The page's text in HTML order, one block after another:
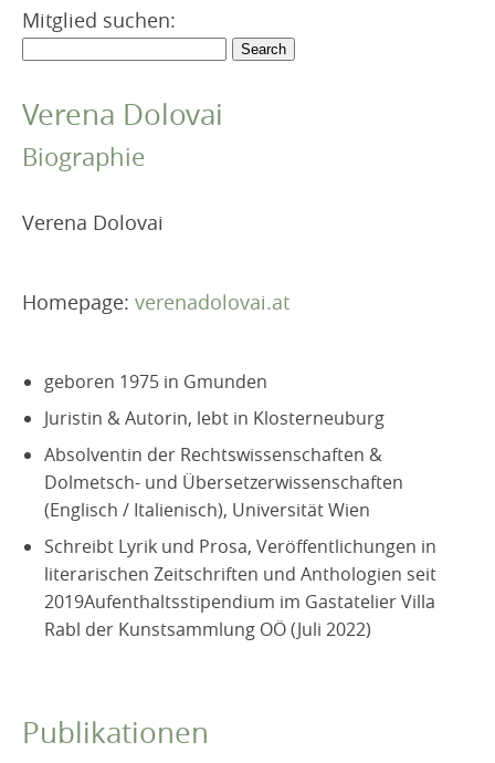
TERMINARCHIV
TEXTE
Mitglied suchen:
Verena Dolovai
Biographie
Verena Dolovai
Homepage: verenadolovai.at
geboren 1975 in Gmunden
Juristin & Autorin, lebt in Klosterneuburg
Absolventin der Rechtswissenschaften &
Dolmetsch- und Übersetzerwissenschaften
(Englisch / Italienisch), Universität Wien
Schreibt Lyrik und Prosa, Veröffentlichungen in
literarischen Zeitschriften und Anthologien seit
2019Aufenthaltsstipendium im Gastatelier Villa
Rabl der Kunstsammlung OÖ (Juli 2022)
Publikationen